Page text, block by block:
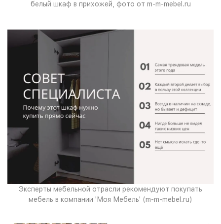
белый шкаф в прихожей, фото от m-m-mebel.ru
Эксперты мебельной отрасли рекомендуют покупать
мебель в компании 'Моя Мебель' (m-m-mebel.ru)